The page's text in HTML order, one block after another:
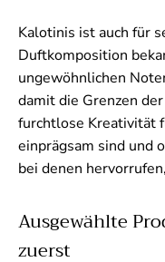
Kalotinis ist auch für
Duftkomposition
ungewöhnlichen
damit die Grenzen
furchtlose Kreativität
einprägsam sind und
bei denen
Ausgewählte
zuerst